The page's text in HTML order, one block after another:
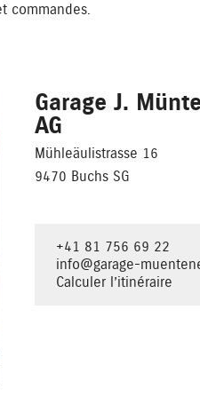
commandes.
Garage J.
AG
Mühleäulistrasse 16
9470 Buchs SG
+41 81 756 69 22
info@garage-
Calculer l’itinéraire